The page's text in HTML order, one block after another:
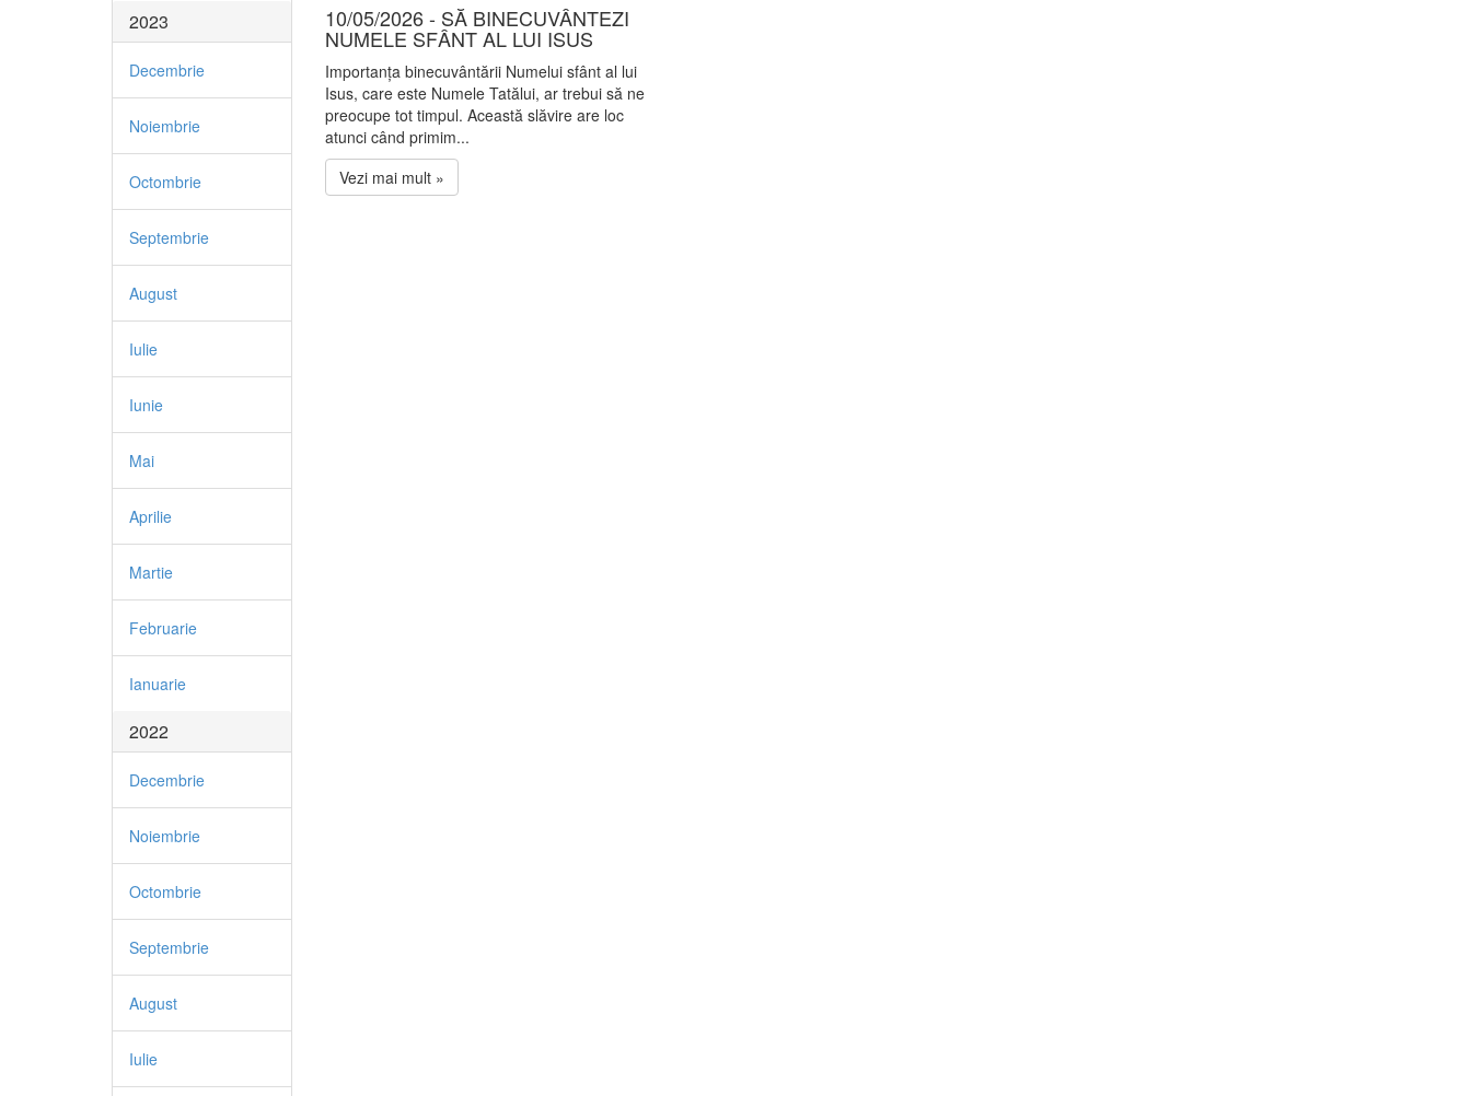
2023
Decembrie
Noiembrie
Octombrie
Septembrie
August
Iulie
Iunie
Mai
Aprilie
Martie
Februarie
Ianuarie
2022
Decembrie
Noiembrie
Octombrie
Septembrie
August
Iulie
10/05/2026 - SĂ BINECUVÂNTEZI
NUMELE SFÂNT AL LUI ISUS
Importanța binecuvântării Numelui sfânt al lui
Isus, care este Numele Tatălui, ar trebui să ne
preocupe tot timpul. Această slăvire are loc
atunci când primim...
Vezi mai mult »